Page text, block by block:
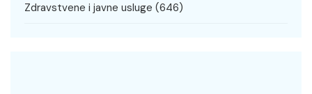
Zdravstvene i javne usluge (646)